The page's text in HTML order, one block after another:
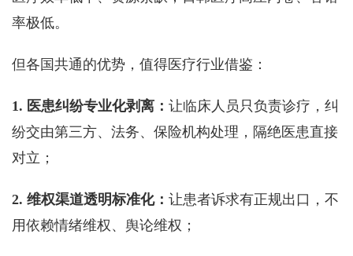
率极低。
但各国共通的优势，值得医疗行业借鉴：
1. 医患纠纷专业化剥离： 让临床人员只负责诊疗，纠
纷交由第三方、法务、保险机构处理，隔绝医患直接
对立；
2. 维权渠道透明标准化： 让患者诉求有正规出口，不
用依赖情绪维权、舆论维权；